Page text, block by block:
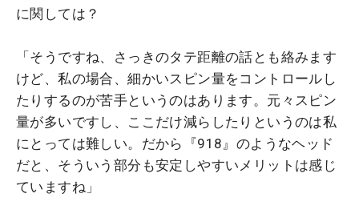
に関しては？
「そうですね、さっきのタテ距離の話とも絡みます
けど、私の場合、細かいスピン量をコントロールし
たりするのが苦手というのはあります。元々スピン
量が多いですし、ここだけ減らしたりというのは私
にとっては難しい。だから『918』のようなヘッド
だと、そういう部分も安定しやすいメリットは感じ
ていますね」